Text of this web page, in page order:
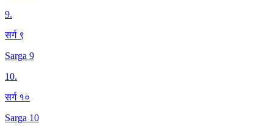
9.
सर्ग ९
Sarga 9
10.
सर्ग १०
Sarga 10